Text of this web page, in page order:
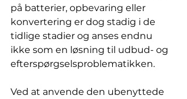
på batterier, opbevaring eller
konvertering er dog stadig i de
tidlige stadier og anses endnu
ikke som en løsning til udbud- og
efterspørgselsproblematikken.
Ved at anvende den ubenyttede